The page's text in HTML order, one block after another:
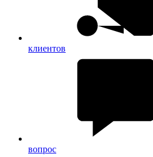
клиентов
вопрос